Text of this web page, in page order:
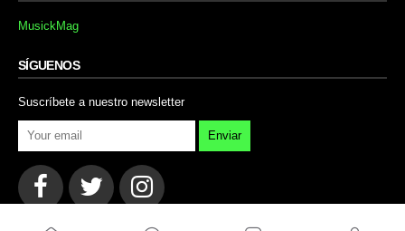
MusickMag
SÍGUENOS
Suscríbete a nuestro newsletter
Enviar